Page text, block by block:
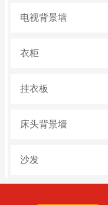
电视背景墙
衣柜
挂衣板
床头背景墙
沙发